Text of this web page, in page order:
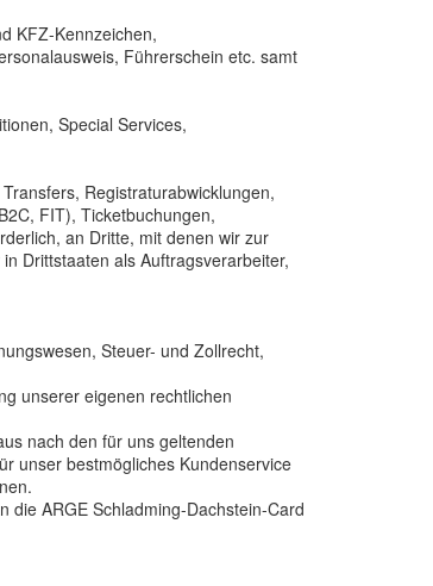
KFZ-Kennzeichen,
Führerschein etc. samt
Special Services,
Registraturabwicklungen,
FIT), Ticketbuchungen,
an Dritte, mit denen wir zur
Drittstaaten als Auftragsverarbeiter,
Steuer- und Zollrecht,
unserer eigenen rechtlichen
nach den für uns geltenden
unser bestmögliches Kundenservice
die ARGE Schladming-Dachstein-Card